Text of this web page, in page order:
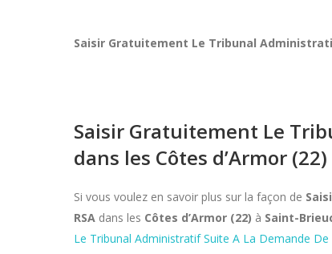
Saisir Gratuitement Le Tribunal
Saisir Gratuitement Le
dans les Côtes d’Armor (22)
Si vous voulez en savoir plus sur la façon de
RSA dans les Côtes d’Armor (22) à Saint-
Le Tribunal Administratif Suite A La Demande